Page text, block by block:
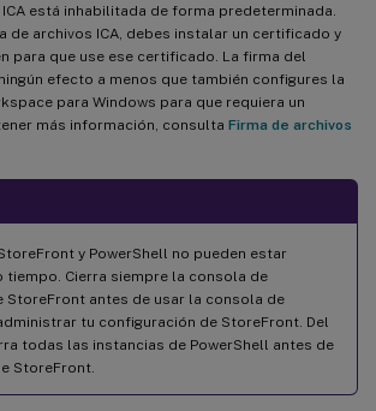
está inhabilitada de forma predeterminada.
de archivos ICA, debes instalar un certificado y
para que use ese certificado. La firma del
efecto a menos que también configures la
para Windows para que requiera un
más información, consulta Firma de archivos
y PowerShell no pueden estar
tiempo. Cierra siempre la consola de
StoreFront antes de usar la consola de
tu configuración de StoreFront. Del
todas las instancias de PowerShell antes de
StoreFront.